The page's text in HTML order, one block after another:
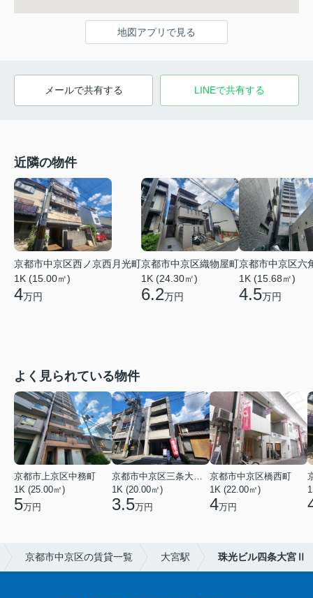
地図アプリで見る
メールで共有する LINEで共有する
近隣の物件
京都市中京区西ノ京西月光町
1K (15.00㎡)
4万円
京都市中京区織物屋町
1K (24.30㎡)
6.2万円
京都市中京区六
1K (15.68㎡)
4.5万円
よく見られている物件
京都市上京区中務町
1K (25.00㎡)
5万円
京都市中京区三条大宮町
1K (20.00㎡)
3.5万円
京都市中京区橋西町
1K (22.00㎡)
4万円
京都市中京区の賃貸一覧 大宮駅 珠光ビル四条大宮Ⅱ